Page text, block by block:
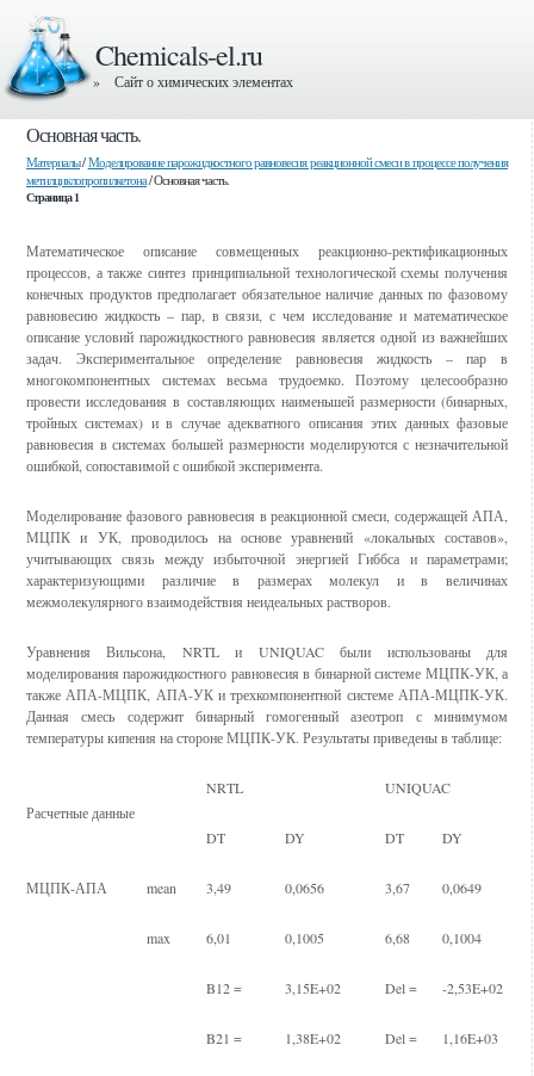
Chemicals-el.ru
» Сайт о химических элементах
Основная часть.
Материалы/Моделирование парожидкостного равновесия реакционной смеси в процессе получения
метилциклопропилкетона/ Основная часть.
Страница 1
Математическое описание совмещенных реакционно-ректификационных
процессов, а также синтез принципиальной технологической схемы получения
конечных продуктов предполагает обязательное наличие данных по фазовому
равновесию жидкость – пар, в связи, с чем исследование и математическое
описание условий парожидкостного равновесия является одной из важнейших
задач. Экспериментальное определение равновесия жидкость – пар в
многокомпонентных системах весьма трудоемко. Поэтому целесообразно
провести исследования в составляющих наименьшей размерности (бинарных,
тройных системах) и в случае адекватного описания этих данных фазовые
равновесия в системах большей размерности моделируются с незначительной
ошибкой, сопоставимой с ошибкой эксперимента.
Моделирование фазового равновесия в реакционной смеси, содержащей АПА,
МЦПК и УК, проводилось на основе уравнений «локальных составов»,
учитывающих связь между избыточной энергией Гиббса и параметрами;
характеризующими различие в размерах молекул и в величинах
межмолекулярного взаимодействия неидеальных растворов.
Уравнения Вильсона, NRTL и UNIQUAC были использованы для
моделирования парожидкостного равновесия в бинарной системе МЦПК-УК, а
также АПА-МЦПК, АПА-УК и трехкомпонентной системе АПА-МЦПК-УК.
Данная смесь содержит бинарный гомогенный азеотроп с минимумом
температуры кипения на стороне МЦПК-УК. Результаты приведены в таблице:
Расчетные данные
NRTL UNIQUAC
DT DY DT DY
МЦПК-АПА mean 3,49 0,0656 3,67 0,0649
max 6,01 0,1005 6,68 0,1004
B12 = 3,15E+02 Del = -2,53E+02
B21 = 1,38E+02 Del = 1,16E+03